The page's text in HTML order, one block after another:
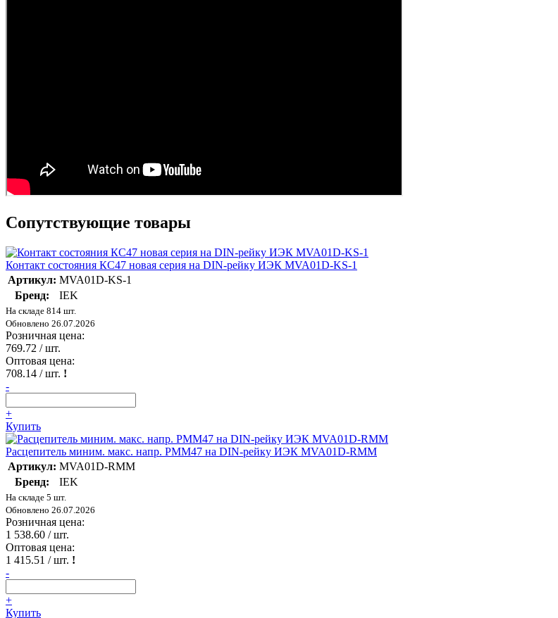
Сопутствующие товары
Контакт состояния КС47 новая серия на DIN-рейку ИЭК MVA01D-KS-1
Артикул: MVA01D-KS-1
Бренд:
IEK
На складе 814 шт.
Обновлено 26.07.2026
Розничная цена:
769.72 / шт.
Оптовая цена:
708.14 / шт. !
-
+
Купить
Расцепитель миним. макс. напр. РММ47 на DIN-рейку ИЭК MVA01D-RMM
Артикул: MVA01D-RMM
Бренд:
IEK
На складе 5 шт.
Обновлено 26.07.2026
Розничная цена:
1 538.60 / шт.
Оптовая цена:
1 415.51 / шт. !
-
+
Купить